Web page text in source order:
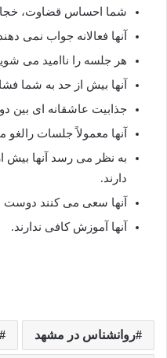
شما احساس قضاوت،
آنها فعالانه جواب نمی
هر جلسه را ناامید می
آنها بیش از حد به شما
جذابیت عاشقانه ای بین
آنها معمولاً جلسات رالغو
به نظر می رسد آنها بیش
دارند.
آنها سعی می کنند دوست
آنها آموزش کافی ندارند.
روانشناس در مشهد